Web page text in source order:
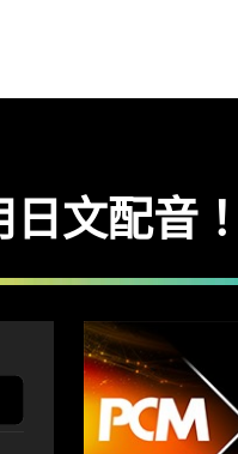
文配音！